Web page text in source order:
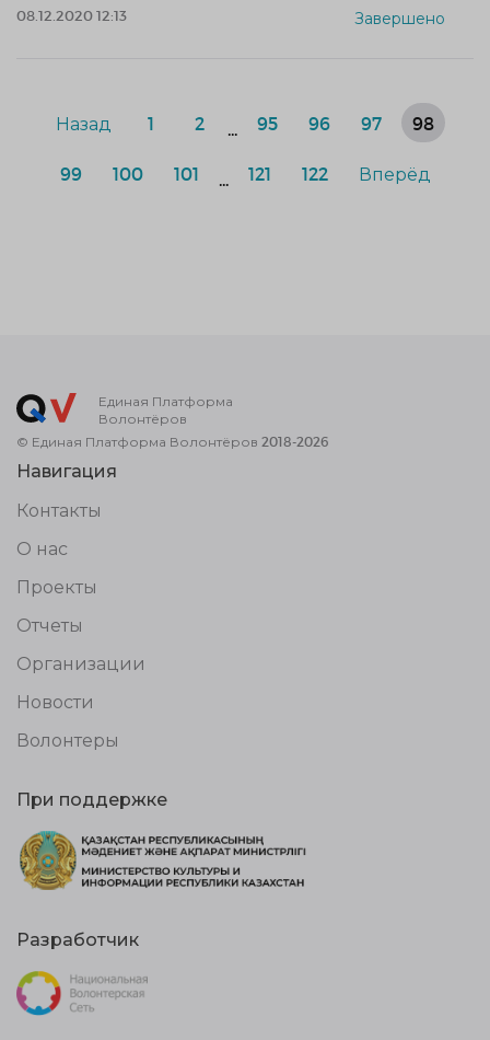
08.12.2020 12:13 Завершено
Назад 1 2 95 96 97 98
99 100 101 121 122 Вперёд
Единая Платформа
Волонтёров
© Единая Платформа Волонтёров 2018-2026
Навигация
Контакты
О нас
Проекты
Отчеты
Организации
Новости
Волонтеры
При поддержке
Разработчик